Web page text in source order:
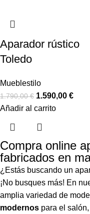
Aparador rústico
Toledo
Mueblestilo
1.790,00€ 1.590,00 €
Añadir al carrito
Compra online
fabricados en
¿Estás buscando un
¡No busques más! En
amplia variedad de
modernos para el